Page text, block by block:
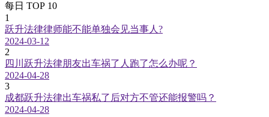
每日 TOP 10
1
跃升法律律师能不能单独会见当事人?
2024-03-12
2
四川跃升法律朋友出车祸了人跑了怎么办呢？
2024-04-28
3
成都跃升法律出车祸私了后对方不管还能报警吗？
2024-04-28